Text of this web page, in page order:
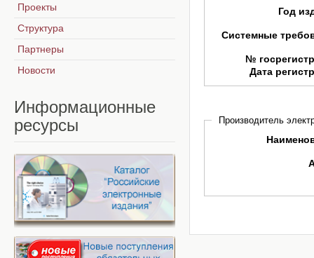
Год
Системные
№
Дата
Производитель
Проекты
Структура
Партнеры
Новости
Информационные
ресурсы